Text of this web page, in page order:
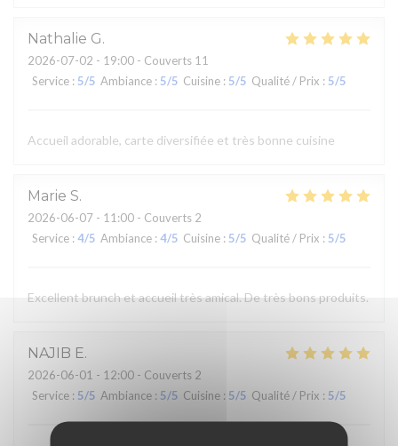
Nathalie G
2026-07-02 - 19:00 - Couverts 11
Service : 5/5 Ambiance : 5/5 Cuisine : 5/5 Qualité / Prix : 5/5
Accueil adorable, carte diversifiée et très bonne cuisine
Marie S
2026-06-07 - 11:00 - Couverts 2
Service : 4/5 Ambiance : 4/5 Cuisine : 5/5 Qualité / Prix : 5/5
Excellent brunch et accueil très amical. De très bons produits.
NAJIB E
2026-06-01 - 12:00 - Couverts 2
Service : 5/5 Ambiance : 5/5 Cuisine : 5/5 Qualité / Prix : 5/5